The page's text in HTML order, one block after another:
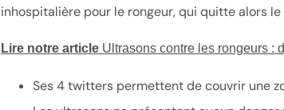
inhospitalière pour le rongeur, qui quitte alors le
Lire notre article Ultrasons contre les rongeurs :
Ses 4 twitters permettent de couvrir une